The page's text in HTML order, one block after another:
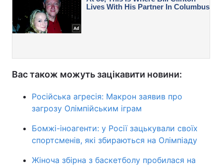
Вас також можуть зацікавити новини:
Російська агресія: Макрон заявив про
загрозу Олімпійським іграм
Бомжі-іноагенти: у Росії зацькували своїх
спортсменів, які збираються на Олімпіаду
Жіноча збірна з баскетболу пробилася на